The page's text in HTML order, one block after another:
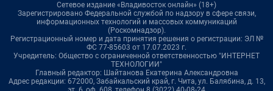
Сетевое издание «Владивосток онлайн» (18+)
Зарегистрировано Федеральной службой по надзору в сфере связи,
информационных технологий и массовых коммуникаций
(Роскомнадзор).
Регистрационный номер и дата принятия решения о регистрации: ЭЛ №
ФС 77-85603 от 17.07.2023 г.
Учредитель: Общество с ограниченной ответственностью "ИНТЕРНЕТ
ТЕХНОЛОГИИ"
Главный редактор: Шайтанова Екатерина Александровна
Адрес редакции: 672000, Забайкальский край, г. Чита, ул. Балябина, д. 13,